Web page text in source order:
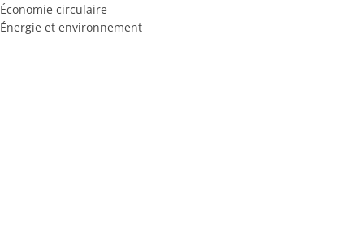
Économie circulaire
Énergie et environnement